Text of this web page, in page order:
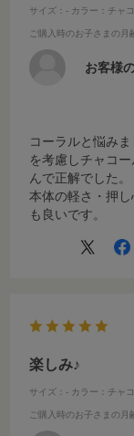
サイズ：- カラー：チャ
ご購入時のお子さまの月
お客様
コーラルと悩み
を考慮しチャコ
んで正解でした。
本体の軽さ・押
も良いです。
楽しみ♪
サイズ：- カラー：チャ
ご購入時のお子さまの月